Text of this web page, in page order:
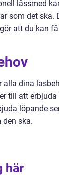
låssmed
som det ska.
att du kan
dina
till att
löpande
ska.
här